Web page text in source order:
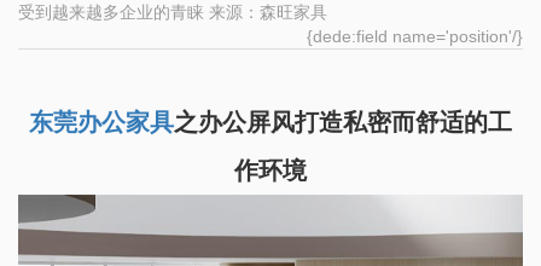
受到越来越多企业的青睐 来源：森旺家具
{dede:field name='position'/}
东莞办公家具之办公屏风打造私密而舒适的工
作环境